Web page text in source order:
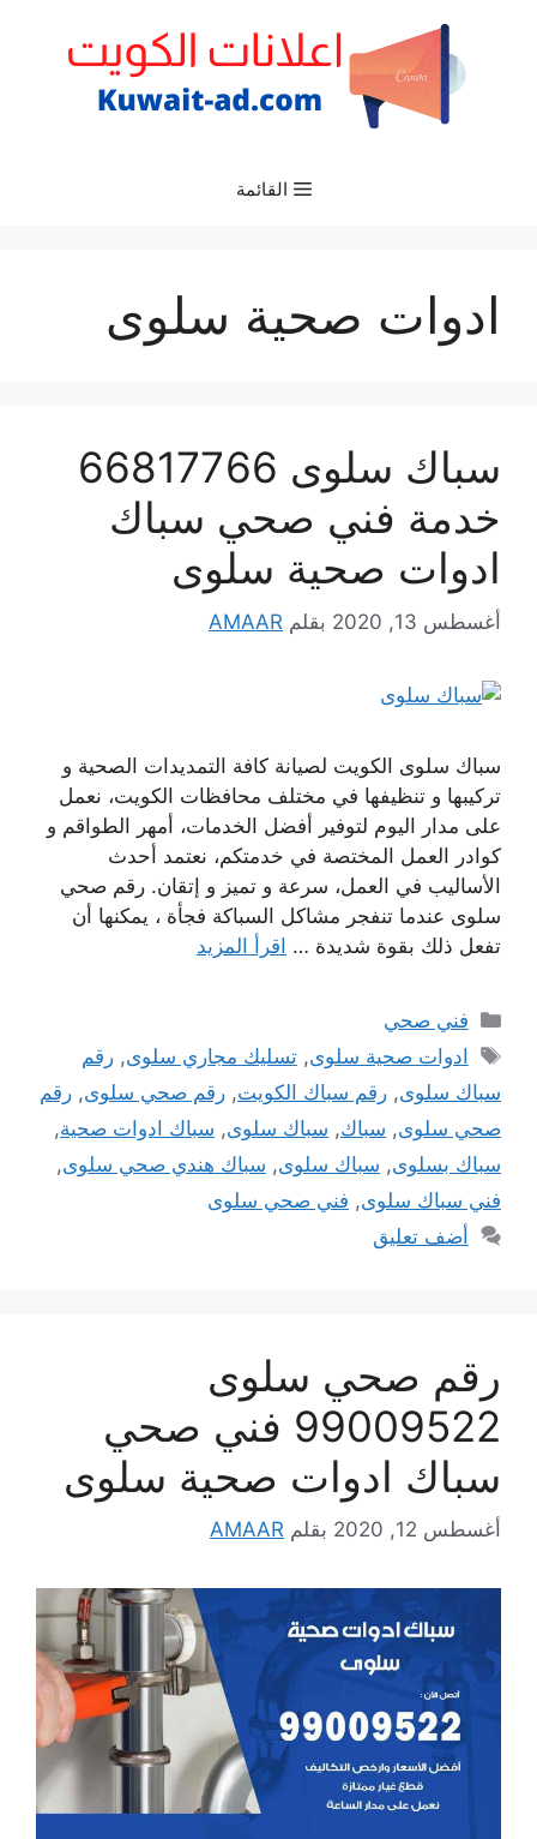
القائمة
ادوات صحية سلوى
سباك سلوى 66817766
خدمة فني صحي سباك
ادوات صحية سلوى
أغسطس 13, 2020 بقلم AMAAR
سباك سلوى الكويت لصيانة كافة التمديدات الصحية و
تركيبها و تنظيفها في مختلف محافظات الكويت، نعمل
على مدار اليوم لتوفير أفضل الخدمات، أمهر الطواقم و
كوادر العمل المختصة في خدمتكم، نعتمد أحدث
الأساليب في العمل، سرعة و تميز و إتقان. رقم صحي
سلوى عندما تنفجر مشاكل السباكة فجأة ، يمكنها أن
تفعل ذلك بقوة شديدة … اقرأ المزيد
التصنيفات
فني صحي
الوسوم
ادوات صحية سلوى,تسليك مجاري سلوى,رقم
سباك سلوى, رقم سباك الكويت, رقم صحي سلوى, رقم
صحي سلوى, سباك, سباك سلوى, سباك ادوات صحية,
سباك بسلوى, سباك سلوى, سباك هندي صحي سلوى,
فني سباك سلوى, فني صحي سلوى
أضف تعليق
رقم صحي سلوى
99009522 فني صحي
سباك ادوات صحية سلوى
أغسطس 12, 2020 بقلم AMAAR